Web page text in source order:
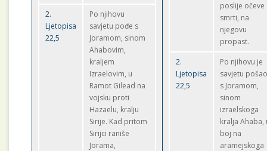
2.
Ljetopisa
22,5
Po njihovu
savjetu pođe s
Joramom, sinom
Ahabovim,
kraljem
Izraelovim, u
Ramot Gilead na
vojsku proti
Hazaelu, kralju
Sirije. Kad pritom
Sirijci raniše
Jorama,
poslije očeve
smrti, na
njegovu
propast.
2.
Ljetopisa
22,5
Po njihovu je
savjetu
s Joramom,
sinom
izraelskoga
kralja Ahaba,
boj na
aramejskoga